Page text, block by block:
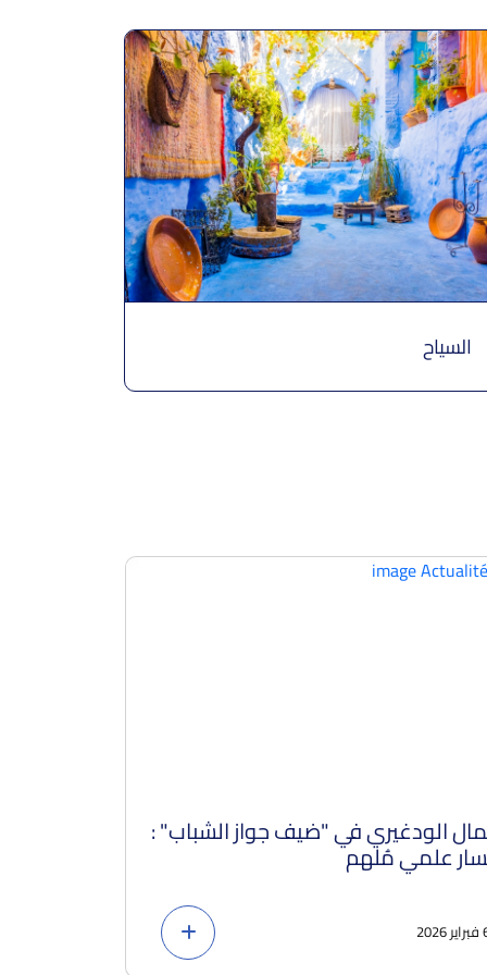
نسج الزردخان (البروكار) فاس
الخزف الأزرق
السياح
الودغيري في "ضيف جواز الشباب" :
علمي مُلهم